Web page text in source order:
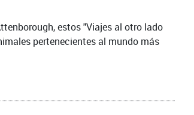
estos "Viajes al otro lado
pertenecientes al mundo más